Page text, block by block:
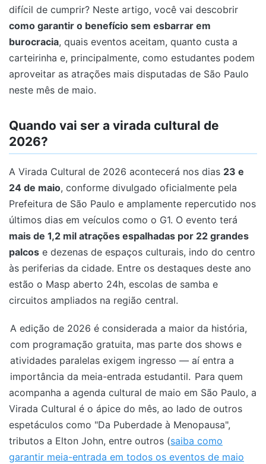
difícil de cumprir? Neste artigo, você vai descobrir
como garantir o benefício sem esbarrar em
burocracia, quais eventos aceitam, quanto custa a
carteirinha e, principalmente, como estudantes podem
aproveitar as atrações mais disputadas de São Paulo
neste mês de maio.
Quando vai ser a virada cultural de
2026?
A Virada Cultural de 2026 acontecerá nos dias 23 e
24 de maio, conforme divulgado oficialmente pela
Prefeitura de São Paulo e amplamente repercutido nos
últimos dias em veículos como o G1. O evento terá
mais de 1,2 mil atrações espalhadas por 22 grandes
palcos e dezenas de espaços culturais, indo do centro
às periferias da cidade. Entre os destaques deste ano
estão o Masp aberto 24h, escolas de samba e
circuitos ampliados na região central.
A edição de 2026 é considerada a maior da história,
com programação gratuita, mas parte dos shows e
atividades paralelas exigem ingresso — aí entra a
importância da meia-entrada estudantil. Para quem
acompanha a agenda cultural de maio em São Paulo, a
Virada Cultural é o ápice do mês, ao lado de outros
espetáculos como "Da Puberdade à Menopausa",
tributos a Elton John, entre outros (saiba como
garantir meia-entrada em todos os eventos de maio